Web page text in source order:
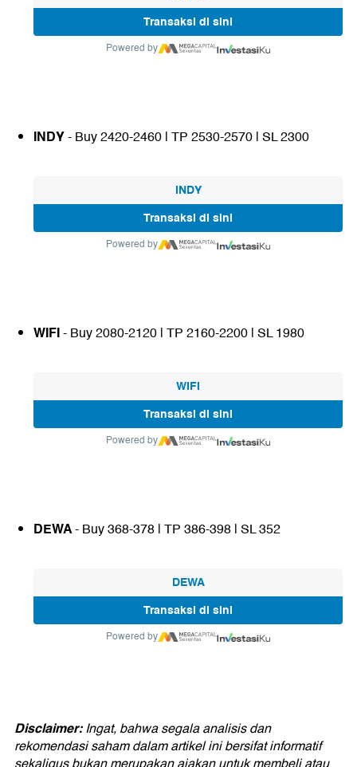
Transaksi di sini
Powered by
INDY- Buy 2420-2460 | TP 2530-2570 | SL 2300
INDY
Transaksi di sini
Powered by
WIFI- Buy 2080-2120 | TP 2160-2200 | SL 1980
WIFI
Transaksi di sini
Powered by
DEWA- Buy 368-378 | TP 386-398 | SL 352
DEWA
Transaksi di sini
Powered by
Disclaimer:Ingat, bahwa segala analisis dan
rekomendasi saham dalam artikel ini bersifat informatif